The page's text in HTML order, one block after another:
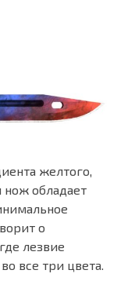
желтого,
нож обладает
о
лезвие
все три цвета.